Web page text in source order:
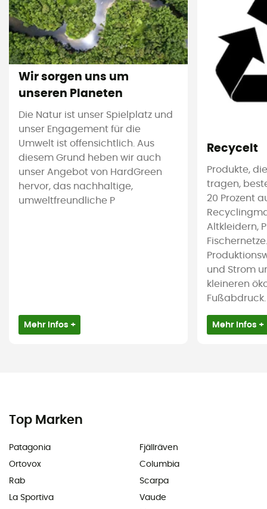
Wir sorgen uns um
unseren Planeten
Die Natur ist unser Spielplatz und
unser Engagement für die
Umwelt ist offensichtlich. Aus
diesem Grund heben wir auch
unser Angebot von HardGreen
hervor, das nachhaltige,
umweltfreundliche P
Mehr Infos +
Recycelt
Produkte,
tragen,
20 Prozent
Altkleidern,
und Strom
kleineren
Fußabdruck.
Mehr Infos +
Top Marken
Patagonia
Ortovox
Rab
La Sportiva
Fjällräven
Columbia
Scarpa
Vaude